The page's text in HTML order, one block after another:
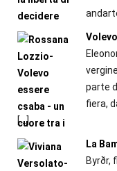
parte
fiera,
[…]
La
Byrðr,